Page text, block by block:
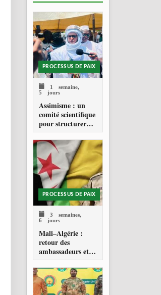
PROCESSUS DE PAIX
1 semaine,
5 jours
Assimisme : un
comité scientifique
pour structurer
une doctrine de la
refondation
PROCESSUS DE PAIX
3 semaines,
6 jours
Mali–Algérie :
retour des
ambassadeurs et
réouverture des
espaces aériens